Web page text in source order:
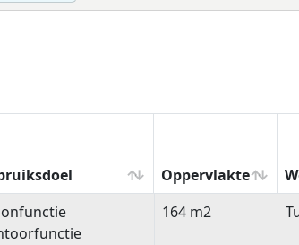
Oppervlakte
Oppervlakte
164 m2